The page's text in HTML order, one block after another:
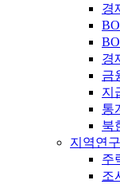
경
경
금
지
통
북
지역연
주
조